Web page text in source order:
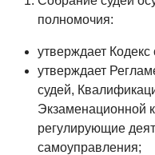
полномочия:
утверждает Кодекс
утверждает
судей,
Экзаменационной
регулирующие
самоуправления;